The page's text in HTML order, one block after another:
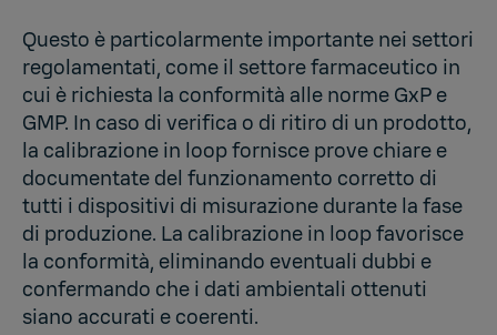
Questo è particolarmente importante nei settori
regolamentati, come il settore farmaceutico in
cui è richiesta la conformità alle norme GxP e
GMP. In caso di verifica o di ritiro di un prodotto,
la calibrazione in loop fornisce prove chiare e
documentate del funzionamento corretto di
tutti i dispositivi di misurazione durante la fase
di produzione. La calibrazione in loop favorisce
la conformità, eliminando eventuali dubbi e
confermando che i dati ambientali ottenuti
siano accurati e coerenti.